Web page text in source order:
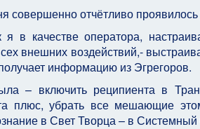
совершенно отчётливо
я в качестве оператора,
внешних воздействий,-
информацию из Эгрегоров.
– включить реципиента в
плюс, убрать все мешающие
в Свет Творца – в